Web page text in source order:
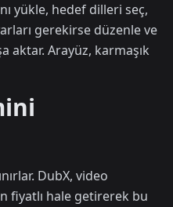
yükle, hedef dilleri seç,
gerekirse düzenle ve
aktar. Arayüz, karmaşık
DubX, video
fiyatlı hale getirerek bu